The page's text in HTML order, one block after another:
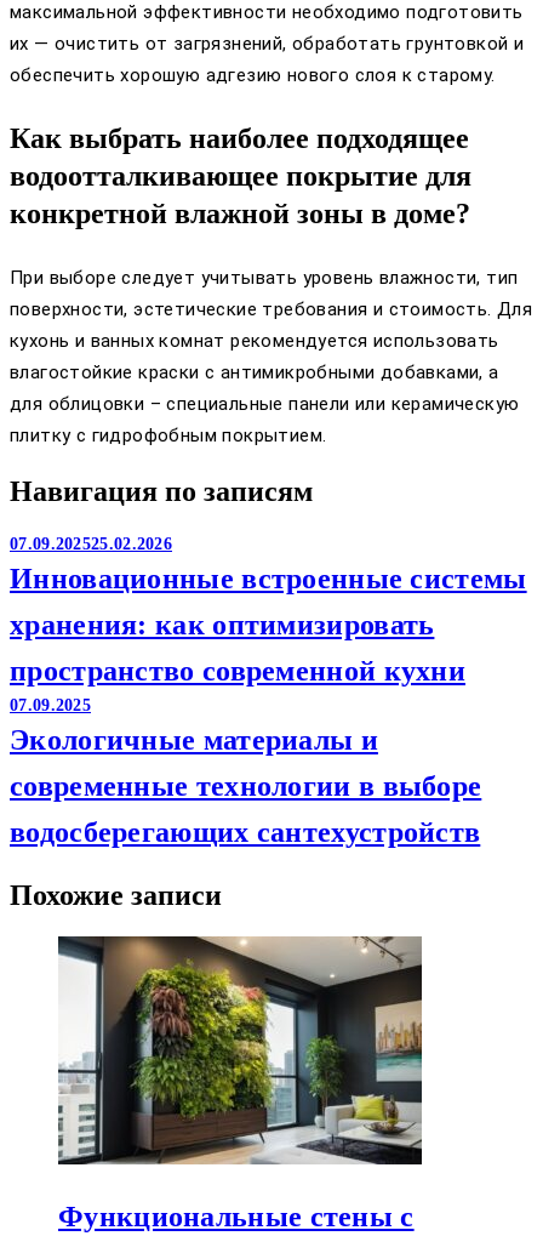
максимальной эффективности необходимо подготовить
их — очистить от загрязнений, обработать грунтовкой и
обеспечить хорошую адгезию нового слоя к старому.
Как выбрать наиболее подходящее
водоотталкивающее покрытие для
конкретной влажной зоны в доме?
При выборе следует учитывать уровень влажности, тип
поверхности, эстетические требования и стоимость. Для
кухонь и ванных комнат рекомендуется использовать
влагостойкие краски с антимикробными добавками, а
для облицовки – специальные панели или керамическую
плитку с гидрофобным покрытием.
Навигация по записям
07.09.202525.02.2026
Инновационные встроенные системы
хранения: как оптимизировать
пространство современной кухни
07.09.2025
Экологичные материалы и
современные технологии в выборе
водосберегающих сантехустройств
Похожие записи
Функциональные стены с